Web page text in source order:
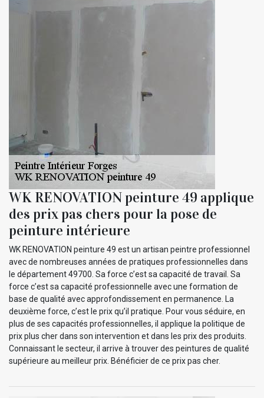
WK RENOVATION peinture 49 applique
des prix pas chers pour la pose de
peinture intérieure
WK RENOVATION peinture 49 est un artisan peintre professionnel
avec de nombreuses années de pratiques professionnelles dans
le département 49700. Sa force c’est sa capacité de travail. Sa
force c’est sa capacité professionnelle avec une formation de
base de qualité avec approfondissement en permanence. La
deuxième force, c’est le prix qu’il pratique. Pour vous séduire, en
plus de ses capacités professionnelles, il applique la politique de
prix plus cher dans son intervention et dans les prix des produits.
Connaissant le secteur, il arrive à trouver des peintures de qualité
supérieure au meilleur prix. Bénéficier de ce prix pas cher.